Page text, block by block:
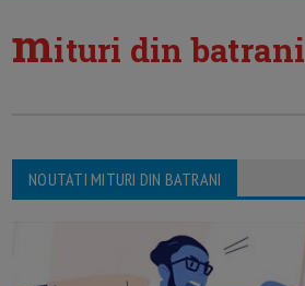
mituri din batrani
NOUTATI MITURI DIN BATRANI